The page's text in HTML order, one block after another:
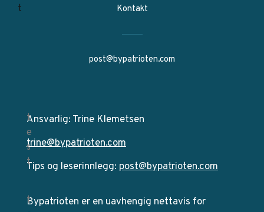
Kontakt
post@bypatrioten.com
Ansvarlig: Trine Klemetsen
trine@bypatrioten.com
Tips og leserinnlegg: post@bypatrioten.com
Bypatrioten er en uavhengig nettavis for